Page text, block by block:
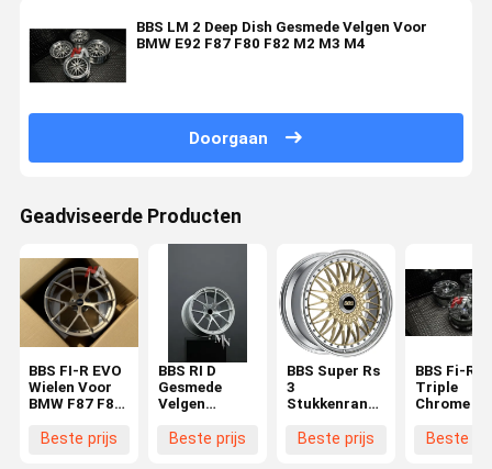
BBS LM 2 Deep Dish Gesmede Velgen Voor
BMW E92 F87 F80 F82 M2 M3 M4
Doorgaan
Geadviseerde Producten
BBS FI-R EVO
Wielen Voor
BMW F87 F82
M4 Wielen
Beste prijs
BBS RI D
Gesmede
Velgen
Zilver
Beste prijs
BBS Super Rs
3
Stukkenranden
Dwarsspokes
Beste prijs
BBS Fi-R
Triple
Chrome
F80 M3
Beste